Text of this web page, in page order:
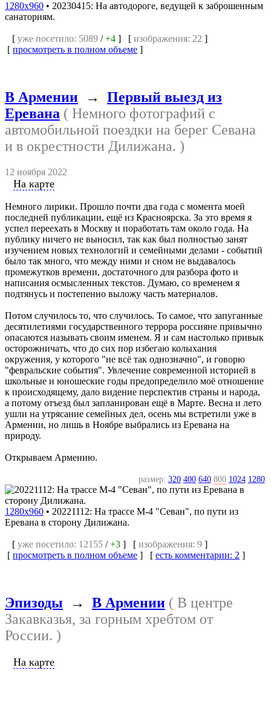
1280x960 • 20230415: На автодороге, ведущей к заброшенным
санаториям.
[ уже посетило: 5089 /+4 ] [ изображения: 22 ]
[ просмотреть в полном объеме ]
В Армении → Первый выезд из
Еревана ( Немного фотографий с
автомобильной поездки на берег Севана
и в окрестности Дилижана. )
12 ноября 2022
На карте
Немного лирики. Прошло почти два года с момента моей
последней публикации, ещё из Красноярска. За это время я
успел переехать в Москву и поработать там около года. На
публику ничего не выносил, так как был полностью занят
изучением новых технологий и семейными делами - событий
было так много, что между ними и сном не выдавалось
промежутков времени, достаточного для разбора фото и
написания осмысленных текстов. Думаю, со временем я
подтянусь и постепенно выложу часть материалов.
Потом случилось то, что случилось. То самое, что запуганные
десятилетиями государственного террора россияне привычно
опасаются называть своим именем. Я и сам настолько привык
осторожничать, что до сих пор избегаю колыхания
окружения, у которого "не всё так однозначно", и говорю
"февральские события". Увлечение современной историей в
школьные и юношеские годы предопределило моё отношение
к происходящему, дало видение перспектив страны и народа,
а потому отъезд был запланирован ещё в Марте. Весна и лето
ушли на утрясание семейных дел, осень мы встретили уже в
Армении, но лишь в Ноябре выбрались из Еревана на
природу.
Открываем Армению.
размер: 320 400 640 800 1024 1280
1280x960 • 20221112: На трассе М-4 "Севан", по пути из
Еревана в сторону Дилижана.
[ уже посетило: 12155 /+3 ] [ изображения: 9 ]
[ просмотреть в полном объеме ] [ есть комментарии: 2 ]
Эпизоды → В Армении ( В центре
Закавказья, за горным хребтом от
России. )
На карте